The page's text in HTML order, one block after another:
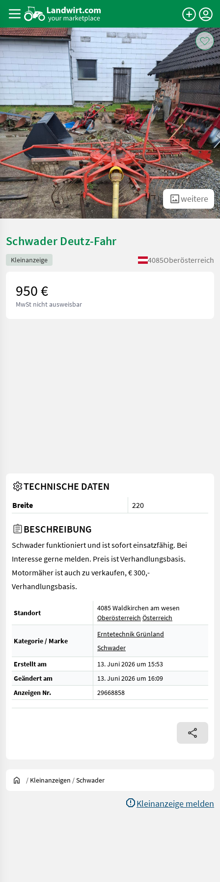
weitere
Schwader Deutz-Fahr
Kleinanzeige 4085Oberösterreich
950 €
MwSt nicht ausweisbar
TECHNISCHE DATEN
Breite 220
BESCHREIBUNG
Schwader funktioniert und ist sofort einsatzfähig. Bei
Interesse gerne melden. Preis ist Verhandlungsbasis.
Motormäher ist auch zu verkaufen, € 300,-
Verhandlungsbasis.
Standort
4085 Waldkirchen am wesen
Oberösterreich Österreich
Kategorie / Marke
Erntetechnik Grünland
Schwader
Erstellt am
13. Juni 2026 um 15:53
Geändert am
13. Juni 2026 um 16:09
Anzeigen Nr.
29668858
/ Kleinanzeigen /Schwader
Kleinanzeige melden